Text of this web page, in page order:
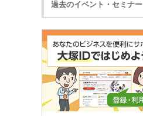
過去のイベント・セミナー